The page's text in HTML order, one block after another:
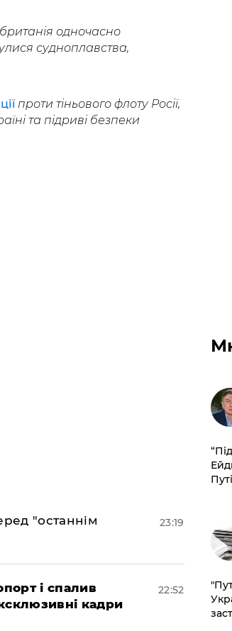
одночасно
судноплавства,
проти тіньового флоту Росії,
та підриві безпеки
"останнім
23:19
і спалив
кадри
22:52